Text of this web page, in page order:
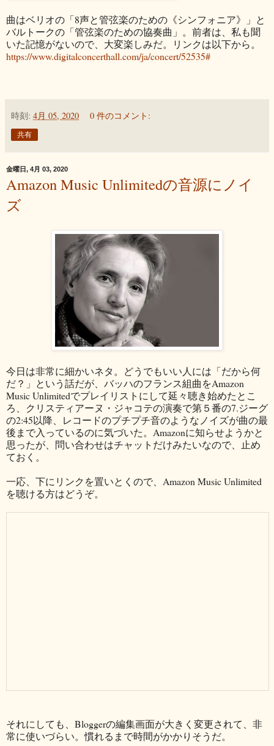
曲はベリオの「8声と管弦楽のための《シンフォニア》」と
バルトークの「管弦楽のための協奏曲」。前者は、私も聞
いた記憶がないので、大変楽しみだ。リンクは以下から。
https://www.digitalconcerthall.com/ja/concert/52535#
時刻: 4月 05, 2020 0 件のコメント:
共有
金曜日, 4月 03, 2020
Amazon Music Unlimitedの音源にノイ
ズ
今日は非常に細かいネタ。どうでもいい人には「だから何
だ？」という話だが、バッハのフランス組曲をAmazon
Music Unlimitedでプレイリストにして延々聴き始めたとこ
ろ、クリスティアーヌ・ジャコテの演奏で第５番の7.ジーグ
の2:45以降、レコードのプチプチ音のようなノイズが曲の最
後まで入っているのに気づいた。Amazonに知らせようかと
思ったが、問い合わせはチャットだけみたいなので、止め
ておく。
一応、下にリンクを置いとくので、Amazon Music Unlimited
を聴ける方はどうぞ。
それにしても、Bloggerの編集画面が大きく変更されて、非
常に使いづらい。慣れるまで時間がかかりそうだ。